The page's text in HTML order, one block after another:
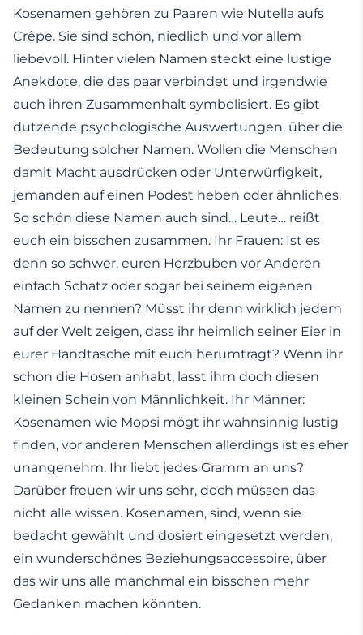
Kosenamen gehören zu Paaren wie Nutella aufs
Crêpe. Sie sind schön, niedlich und vor allem
liebevoll. Hinter vielen Namen steckt eine lustige
Anekdote, die das paar verbindet und irgendwie
auch ihren Zusammenhalt symbolisiert. Es gibt
dutzende psychologische Auswertungen, über die
Bedeutung solcher Namen. Wollen die Menschen
damit Macht ausdrücken oder Unterwürfigkeit,
jemanden auf einen Podest heben oder ähnliches.
So schön diese Namen auch sind… Leute… reißt
euch ein bisschen zusammen. Ihr Frauen: Ist es
denn so schwer, euren Herzbuben vor Anderen
einfach Schatz oder sogar bei seinem eigenen
Namen zu nennen? Müsst ihr denn wirklich jedem
auf der Welt zeigen, dass ihr heimlich seiner Eier in
eurer Handtasche mit euch herumtragt? Wenn ihr
schon die Hosen anhabt, lasst ihm doch diesen
kleinen Schein von Männlichkeit. Ihr Männer:
Kosenamen wie Mopsi mögt ihr wahnsinnig lustig
finden, vor anderen Menschen allerdings ist es eher
unangenehm. Ihr liebt jedes Gramm an uns?
Darüber freuen wir uns sehr, doch müssen das
nicht alle wissen. Kosenamen, sind, wenn sie
bedacht gewählt und dosiert eingesetzt werden,
ein wunderschönes Beziehungsaccessoire, über
das wir uns alle manchmal ein bisschen mehr
Gedanken machen könnten.